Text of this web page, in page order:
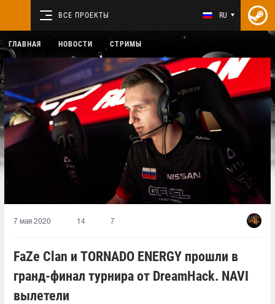
ВСЕ ПРОЕКТЫ RU
ГЛАВНАЯ НОВОСТИ СТРИМЫ
7 мая 2020 14 7
FaZe Clan и TORNADO ENERGY прошли в
гранд-финал турнира от DreamHack. NAVI
вылетели